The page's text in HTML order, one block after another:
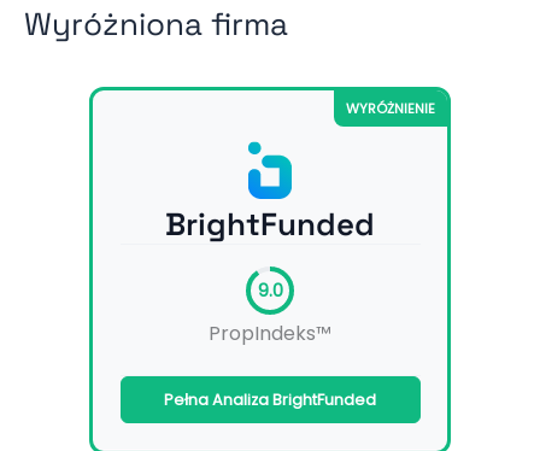
Wyróżniona firma
WYRÓŻNIENIE
BrightFunded
9.0
PropIndeks™
Pełna Analiza BrightFunded